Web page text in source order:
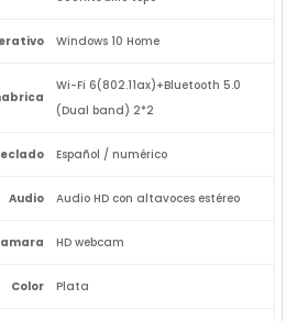
Windows 10 Home
Wi-Fi 6(802.11ax)+Bluetooth 5.0
(Dual band) 2*2
Español / numérico
Audio Audio HD con altavoces estéreo
HD webcam
Color Plata